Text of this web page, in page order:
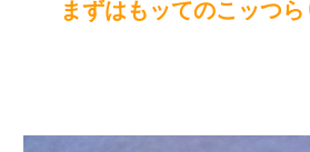
まずはもッてのこッつら